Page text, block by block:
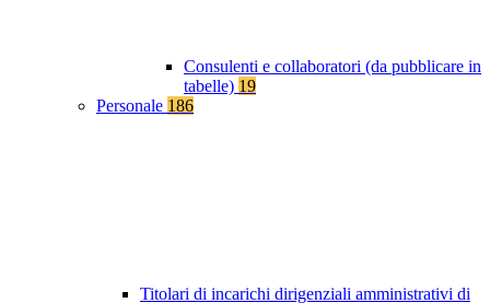
Consulenti e collaboratori (da pubblicare in
tabelle) 19
Personale 186
Titolari di incarichi dirigenziali amministrativi di